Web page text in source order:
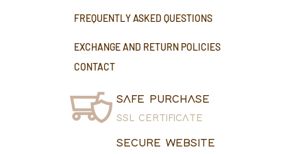
FREQUENTLY ASKED QUESTIONS
EXCHANGE AND RETURN POLICIES
CONTACT
SAFE PURCHASE
SSL CERTIFICATE
SECURE WEBSITE